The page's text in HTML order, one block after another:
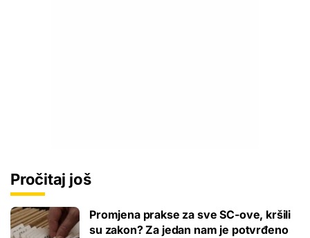
Pročitaj još
Promjena prakse za sve SC-ove, kršili
su zakon? Za jedan nam je potvrđeno